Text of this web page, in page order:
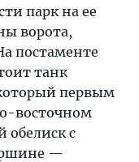
парк на ее
ворота,
постаменте
танк
первым
восточном
обелиск с
—